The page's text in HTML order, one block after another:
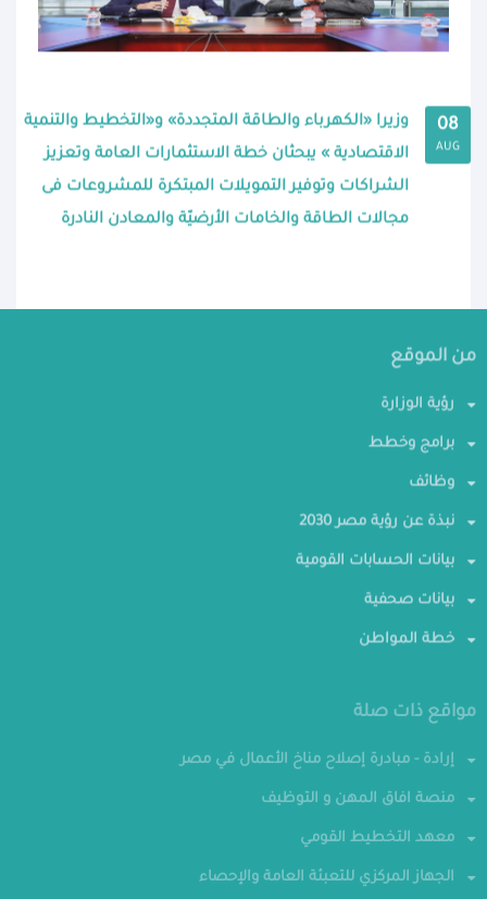
08
AUG
وزيرا «الكهرباء والطاقة المتجددة» و«التخطيط والتنمية
الاقتصادية » يبحثان خطة الاستثمارات العامة وتعزيز
الشراكات وتوفير التمويلات المبتكرة للمشروعات فى
مجالات الطاقة والخامات الأرضيّة والمعادن النادرة
من الموقع
رؤية الوزارة
برامج وخطط
وظائف
نبذة عن رؤية مصر 2030
بيانات الحسابات القومية
بيانات صحفية
خطة المواطن
مواقع ذات صلة
إرادة - مبادرة إصلاح مناخ الأعمال في مصر
معهد التخطيط القومي
الجهاز المركزي للتعبئة العامة والإحصاء